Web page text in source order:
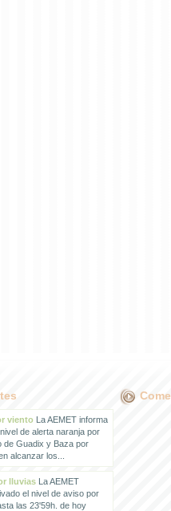
vientoLa AEMET informa
de alerta naranja por
de Guadix y Baza por
alcanzar los...
lluviasLa AEMET
el nivel de aviso por
las 23'59h. de hoy